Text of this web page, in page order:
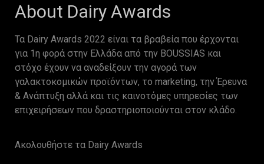
About Dairy Awards
Τα Dairy Awards 2022 είναι τα βραβεία που έρχονται
για 1η φορά στην Ελλάδα από την BOUSSIAS και
στόχο έχουν να αναδείξουν την αγορά των
γαλακτοκομικών προϊόντων, το marketing, την Έρευνα
& Ανάπτυξη αλλά και τις καινοτόμες υπηρεσίες των
επιχειρήσεων που δραστηριοποιούνται στον κλάδο.
Ακολουθήστε τα Dairy Awards